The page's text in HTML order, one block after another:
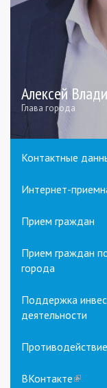
Алексей
Глава города
Контактные
Интернет-
Прием граждан
Прием граждан
города
Поддержка
деятельности
ВКонтакте(link